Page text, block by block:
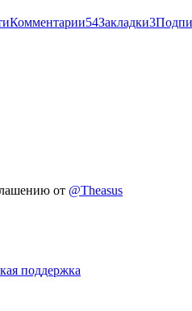
Комментарии54Закладки3
от @Theasus
поддержка